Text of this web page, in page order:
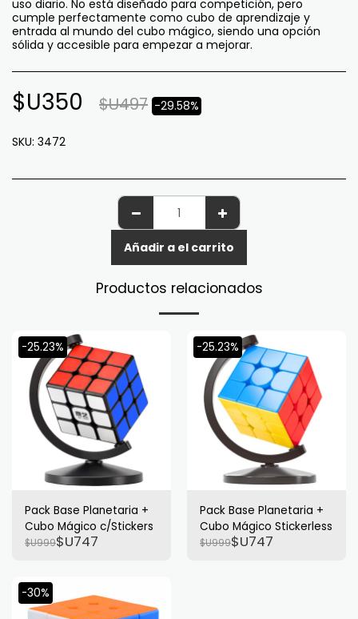
uso diario. No está diseñado para competición, pero
cumple perfectamente como cubo de aprendizaje y
entrada al mundo del cubo mágico, siendo una opción
sólida y accesible para empezar a mejorar.
$U350 $U497 -29.58%
SKU: 3472
Añadir a el carrito
Productos relacionados
-25.23%
Pack Base Planetaria +
Cubo Mágico c/Stickers
$U999$U747
-25.23%
Pack Base Planetaria +
Cubo Mágico Stickerless
$U999$U747
-30%